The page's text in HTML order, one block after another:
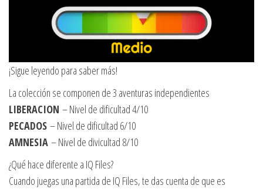
¡Sigue leyendo para saber más!
La colección se componen de 3 aventuras independientes
LIBERACION – Nivel de dificultad 4/10
PECADOS – Nivel de dificultad 6/10
AMNESIA – Nivel de divicultad 8/10
¿Qué hace diferente a IQ Files?
Cuando juegas una partida de IQ Files, te das cuenta de que es